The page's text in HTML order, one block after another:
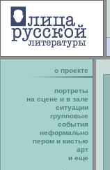
о проекте
портреты
на сцене и в зале
ситуации
групповые
события
неформально
пером и кистью
арт
и еще